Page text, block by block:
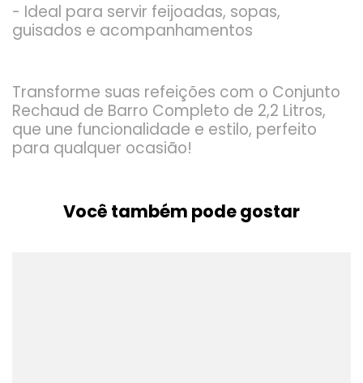
- Ideal para servir feijoadas, sopas,
guisados e acompanhamentos
Transforme suas refeições com o Conjunto
Rechaud de Barro Completo de 2,2 Litros,
que une funcionalidade e estilo, perfeito
para qualquer ocasião!
Você também pode gostar